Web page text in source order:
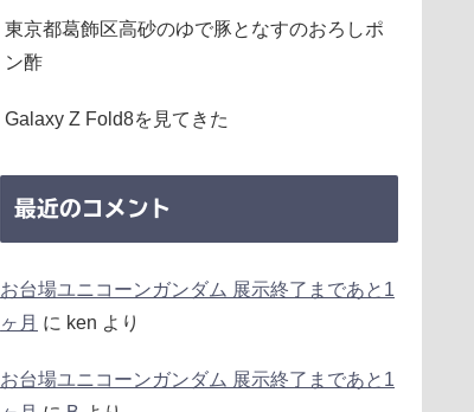
東京都葛飾区高砂のゆで豚となすのおろしポ
ン酢
Galaxy Z Fold8を見てきた
最近のコメント
お台場ユニコーンガンダム 展示終了まであと1
ヶ月 に ken より
お台場ユニコーンガンダム 展示終了まであと1